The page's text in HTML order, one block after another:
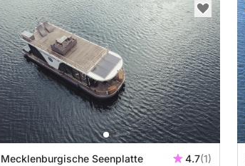
Mecklenburgische Seenplatte 4.7(1)